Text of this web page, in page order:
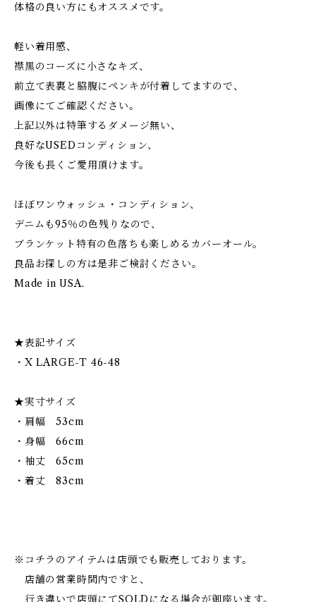
体格の良い方にもオススメです。
軽い着用感、
襟黒のコーズに小さなキズ、
前立て表裏と脇腹にペンキが付着してますので、
画像にてご確認ください。
上記以外は特筆するダメージ無い、
良好なUSEDコンディション、
今後も長くご愛用頂けます。
ほぼワンウォッシュ・コンディション、
デニムも95％の色残りなので、
ブランケット特有の色落ちも楽しめるカバーオール。
良品お探しの方は是非ご検討ください。
Made in USA.
★表記サイズ
・X LARGE-T 46-48
★実寸サイズ
・肩幅 53cm
・身幅 66cm
・袖丈 65cm
・着丈 83cm
※コチラのアイテムは店頭でも販売しております。
店舗の営業時間内ですと、
行き違いで店頭にてSOLDになる場合が御座います。